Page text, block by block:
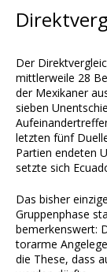
Der
mittlerweile 28
der Mexikaner
sieben
letzten fünf
Partien endeten
setzte sich
Das bisher
Gruppenphase
bemerkenswert:
torarme
die These, dass